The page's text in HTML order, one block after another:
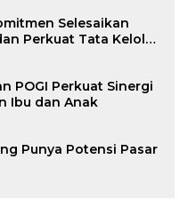
Selesaikan
Perkuat Tata Kelola
POGI Perkuat Sinergi
Ibu dan Anak
Punya Potensi Pasar